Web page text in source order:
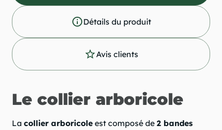
info_outlineDétails du produit
star_outlineAvis clients
Le collier arboricole
La collier arboricole est composé de 2 bandes